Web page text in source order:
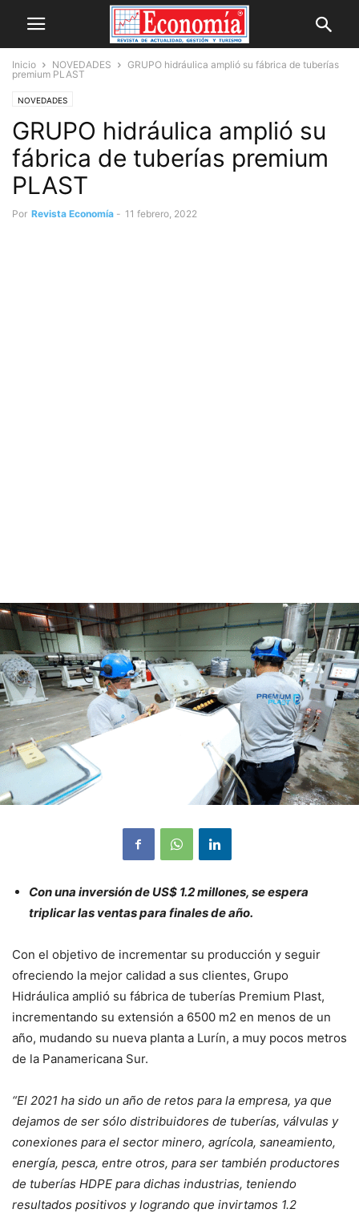
Inicio NOVEDADES
GRUPO hidráulica amplió su fábrica de tuberías
premium PLAST
NOVEDADES
GRUPO hidráulica amplió su
fábrica de tuberías premium
PLAST
Por Revista Economía - 11 febrero, 2022
Con una inversión de US$ 1.2 millones, se espera
triplicar las ventas para finales de año.
Con el objetivo de incrementar su producción y seguir
ofreciendo la mejor calidad a sus clientes, Grupo
Hidráulica amplió su fábrica de tuberías Premium Plast,
incrementando su extensión a 6500 m2 en menos de un
año, mudando su nueva planta a Lurín, a muy pocos metros
de la Panamericana Sur.
“El 2021 ha sido un año de retos para la empresa, ya que
dejamos de ser sólo distribuidores de tuberías, válvulas y
conexiones para el sector minero, agrícola, saneamiento,
energía, pesca, entre otros, para ser también productores
de tuberías HDPE para dichas industrias, teniendo
resultados positivos y logrando que invirtamos 1.2